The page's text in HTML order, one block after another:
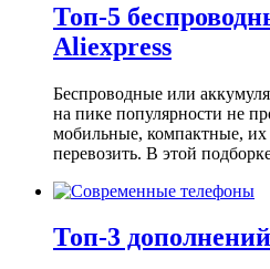
Топ-5
Aliexpress
Беспроводные или
на пике популярности не
мобильные, компактные, их
перевозить. В этой
Топ-3